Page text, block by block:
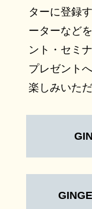
ターに登録
ーターなど
ント・セミ
プレゼント
楽しみいただ